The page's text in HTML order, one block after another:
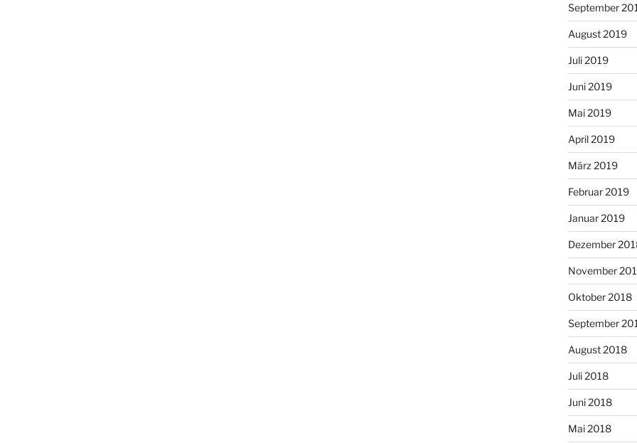
September
August 2019
Juli 2019
Juni 2019
Mai 2019
April 2019
März 2019
Februar 2019
Januar 2019
Dezember
November
Oktober 2018
September
August 2018
Juli 2018
Juni 2018
Mai 2018